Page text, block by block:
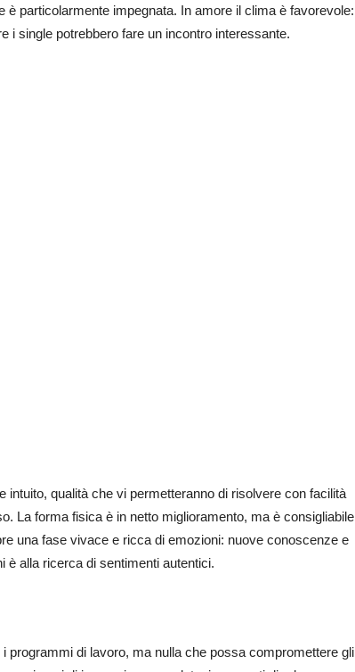
particolarmente impegnata. In amore il clima è favorevole:
i single potrebbero fare un incontro interessante.
intuito, qualità che vi permetteranno di risolvere con facilità
La forma fisica è in netto miglioramento, ma è consigliabile
una fase vivace e ricca di emozioni: nuove conoscenze e
è alla ricerca di sentimenti autentici.
programmi di lavoro, ma nulla che possa compromettere gli